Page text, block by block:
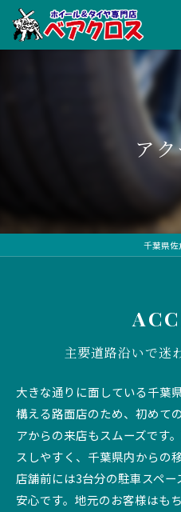
ア
千葉県佐
主要道路沿いで迷
大きな通りに面している千葉
構える路面店のため、初めて
アからの来店もスムーズです
スしやすく、千葉県内からの
店舗前には3台分の駐車スペ
安心です。地元のお客様はも